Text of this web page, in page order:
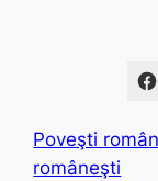
Poveşti
româneşti